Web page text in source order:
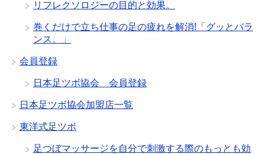
リフレクソロジーの目的と効果。
巻くだけで立ち仕事の足の疲れを解消!「グッとバラ
ンス。」
会員登録
日本足ツボ協会 会員登録
日本足ツボ協会加盟店一覧
東洋式足ツボ
足つぼマッサージを自分で刺激する際のもっとも効